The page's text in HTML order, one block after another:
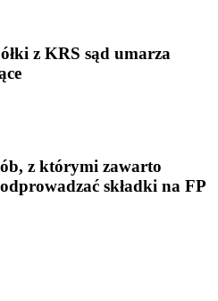
z KRS sąd umarza
z którymi zawarto
składki na FP